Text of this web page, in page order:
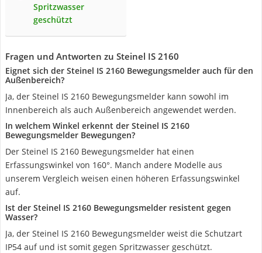
Spritzwasser
geschützt
Fragen und Antworten zu Steinel IS 2160
Eignet sich der Steinel IS 2160 Bewegungsmelder auch für den
Außenbereich?
Ja, der Steinel IS 2160 Bewegungsmelder kann sowohl im
Innenbereich als auch Außenbereich angewendet werden.
In welchem Winkel erkennt der Steinel IS 2160
Bewegungsmelder Bewegungen?
Der Steinel IS 2160 Bewegungsmelder hat einen
Erfassungswinkel von 160°. Manch andere Modelle aus
unserem Vergleich weisen einen höheren Erfassungswinkel
auf.
Ist der Steinel IS 2160 Bewegungsmelder resistent gegen
Wasser?
Ja, der Steinel IS 2160 Bewegungsmelder weist die Schutzart
IP54 auf und ist somit gegen Spritzwasser geschützt.